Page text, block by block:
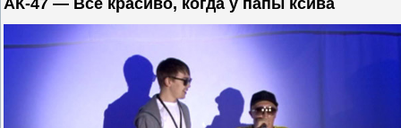
АК-47 — Все красиво, когда у папы ксива